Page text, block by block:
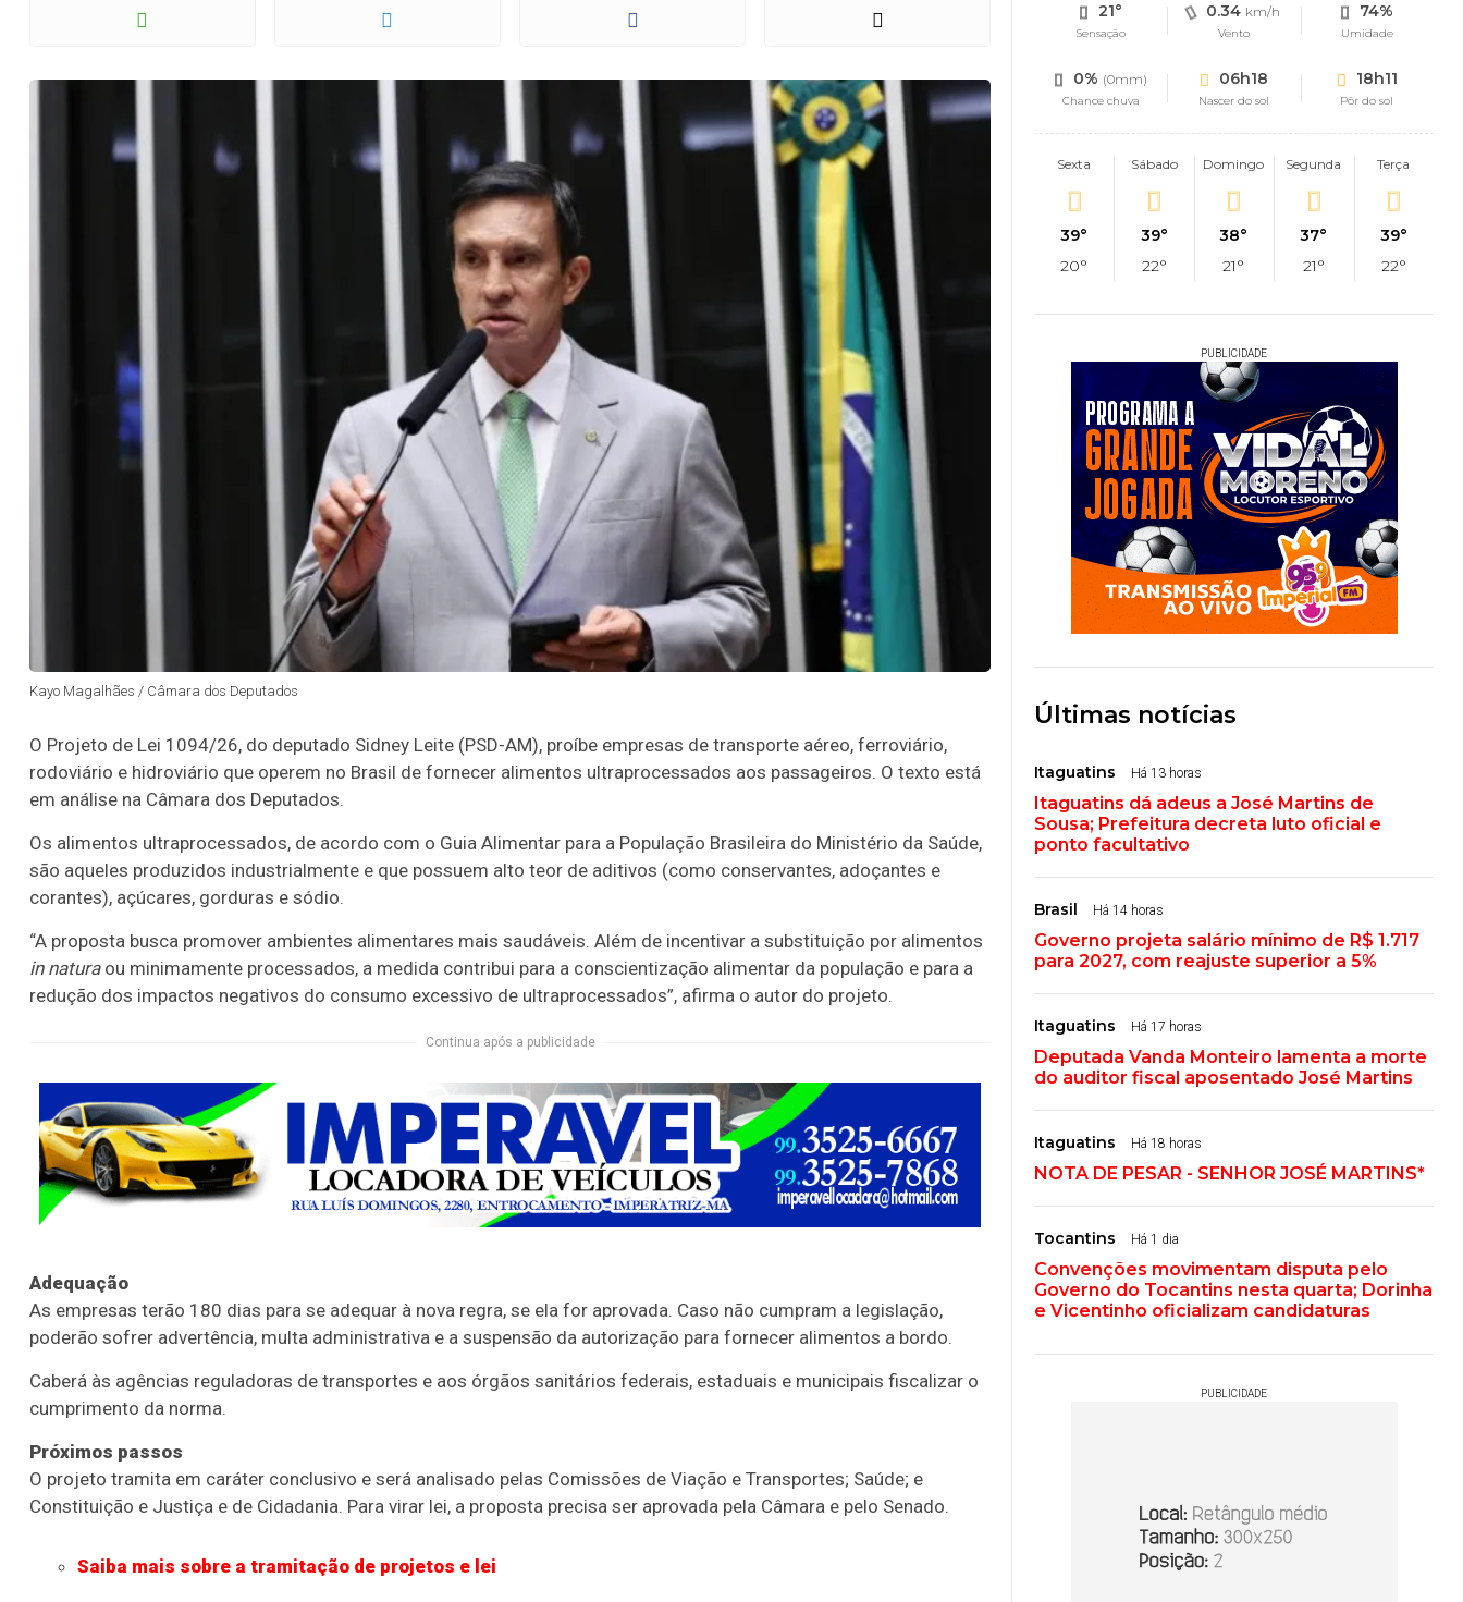
Kayo Magalhães / Câmara dos Deputados
O Projeto de Lei 1094/26, do deputado Sidney Leite (PSD-AM), proíbe empresas de transporte aéreo, ferroviário,
rodoviário e hidroviário que operem no Brasil de fornecer alimentos ultraprocessados aos passageiros. O texto está
em análise na Câmara dos Deputados.
Os alimentos ultraprocessados, de acordo com o Guia Alimentar para a População Brasileira do Ministério da Saúde,
são aqueles produzidos industrialmente e que possuem alto teor de aditivos (como conservantes, adoçantes e
corantes), açúcares, gorduras e sódio.
“A proposta busca promover ambientes alimentares mais saudáveis. Além de incentivar a substituição por alimentos
in naturaou minimamente processados, a medida contribui para a conscientização alimentar da população e para a
redução dos impactos negativos do consumo excessivo de ultraprocessados”, afirma o autor do projeto.
Continua após a publicidade
Adequação
As empresas terão 180 dias para se adequar à nova regra, se ela for aprovada. Caso não cumpram a legislação,
poderão sofrer advertência, multa administrativa e a suspensão da autorização para fornecer alimentos a bordo.
Caberá às agências reguladoras de transportes e aos órgãos sanitários federais, estaduais e municipais fiscalizar o
cumprimento da norma.
Próximos passos
O projeto tramita em caráter conclusivo e será analisado pelas Comissões de Viação e Transportes; Saúde; e
Constituição e Justiça e de Cidadania. Para virar lei, a proposta precisa ser aprovada pela Câmara e pelo Senado.
Saiba mais sobre a tramitação de projetos e lei
21°
Sensação
0.34 km/h
Vento
74%
Umidade
0% (0mm)
Chance chuva
06h18
Nascer do sol
18h11
Pôr do sol
Sexta
39°
20°
Sábado
39°
22°
Domingo
38°
21°
Segunda
37°
21°
Terça
39°
22°
PUBLICIDADE
Últimas notícias
Itaguatins Há 13 horas
Itaguatins dá adeus a José Martins de
Sousa; Prefeitura decreta luto oficial e
ponto facultativo
Brasil Há 14 horas
Governo projeta salário mínimo de R$ 1.717
para 2027, com reajuste superior a 5%
Itaguatins Há 17 horas
Deputada Vanda Monteiro lamenta a morte
do auditor fiscal aposentado José Martins
Itaguatins Há 18 horas
NOTA DE PESAR - SENHOR JOSÉ MARTINS*
Tocantins Há 1 dia
Convenções movimentam disputa pelo
Governo do Tocantins nesta quarta; Dorinha
e Vicentinho oficializam candidaturas
PUBLICIDADE